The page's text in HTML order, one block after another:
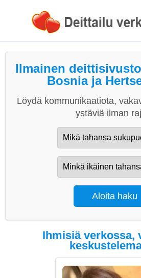
Ilmainen
Bosnia ja
Löydä kommunikaatiota,
ystäviä ilman
Ihmisiä verkossa,